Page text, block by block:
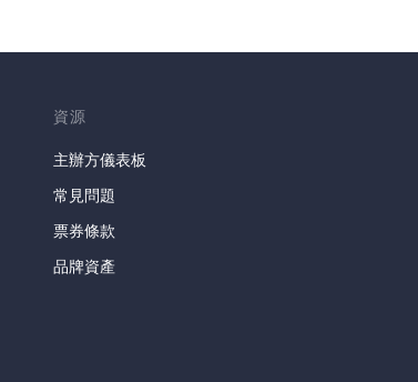
資源
主辦方儀表板
常見問題
票券條款
品牌資產